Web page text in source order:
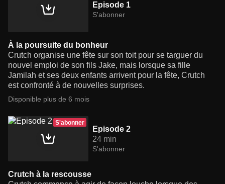
Episode 1
S'abonner
À la poursuite du bonheur
Crutch organise une fête sur son toit pour se targuer du
nouvel emploi de son fils Jake, mais lorsque sa fille
Jamilah et ses deux enfants arrivent pour la fête, Crutch
est confronté à de nouvelles surprises.
Disponible plus de 6 mois
S'abonner
Episode 2
24 min
S'abonner
Crutch à la rescousse